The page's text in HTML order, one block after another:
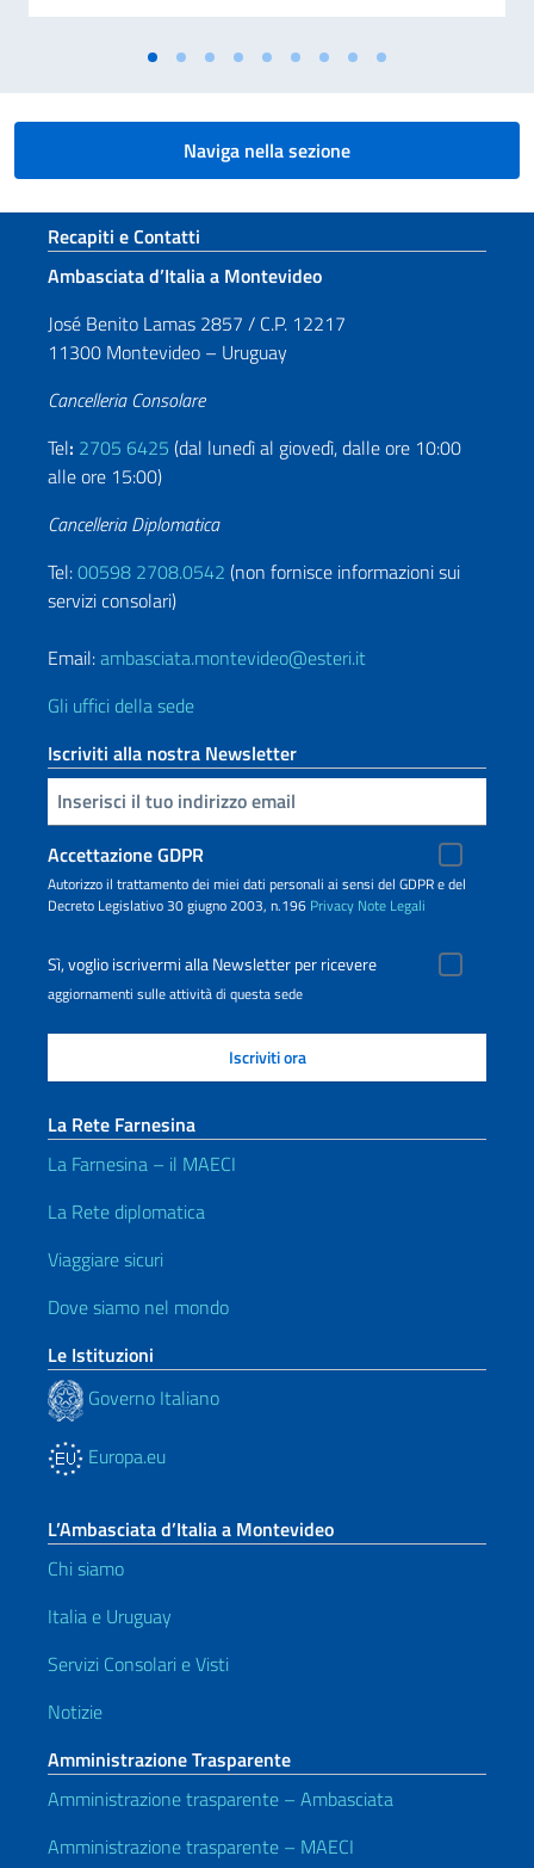
Naviga nella sezione
Sezione footer
Recapiti e Contatti
Ambasciata d’Italia a Montevideo
José Benito Lamas 2857 / C.P. 12217
11300 Montevideo – Uruguay
Cancelleria Consolare
Tel: 2705 6425 (dal lunedì al giovedì, dalle ore 10:00
alle ore 15:00)
Cancelleria Diplomatica
Tel:00598 2708.0542 (non fornisce informazioni sui
servizi consolari)
Email:ambasciata.montevideo@esteri.it
Gli uffici della sede
Iscriviti alla nostra Newsletter
Inserisci la tua email
Accettazione GDPR
Autorizzo il trattamento dei miei dati personali ai sensi del GDPR e del
Decreto Legislativo 30 giugno 2003, n.196 Privacy Note Legali
Sì, voglio iscrivermi alla Newsletter per ricevere
aggiornamenti sulle attività di questa sede
La Rete Farnesina
La Farnesina – il MAECI
La Rete diplomatica
Viaggiare sicuri
Dove siamo nel mondo
Le Istituzioni
Governo Italiano
Europa.eu
L’Ambasciata d’Italia a Montevideo
Chi siamo
Italia e Uruguay
Servizi Consolari e Visti
Notizie
Amministrazione Trasparente
Amministrazione trasparente – Ambasciata
Amministrazione trasparente – MAECI